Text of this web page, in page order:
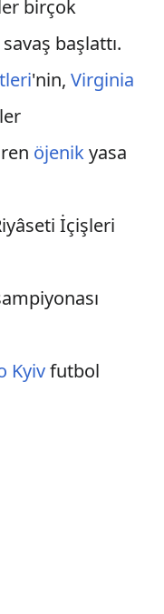
birçok
başlattı.
'nin, Virginia
öjenikyasa
İçişleri
Kyivfutbol